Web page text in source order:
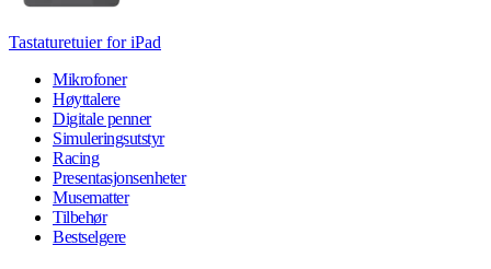
Tastaturetuier for iPad
Mikrofoner
Høyttalere
Digitale penner
Simuleringsutstyr
Racing
Presentasjonsenheter
Musematter
Tilbehør
Bestselgere